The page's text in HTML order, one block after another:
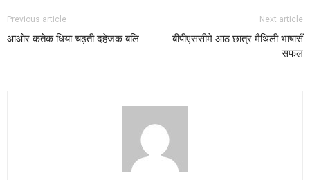
Previous article
आओर कतेक धिया चढ़ती दहेजक बलि
Next article
बीपीएससीमे आठ छात्र मैथिली भाषासँ
सफल